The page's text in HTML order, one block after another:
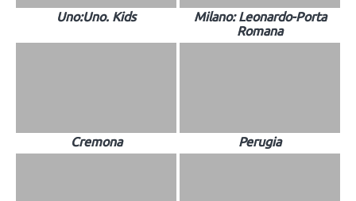
Uno:Uno. Kids
Milano: Leonardo-Porta
Romana
Cremona Perugia